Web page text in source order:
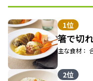
1位
箸で切
主な食材：
2位